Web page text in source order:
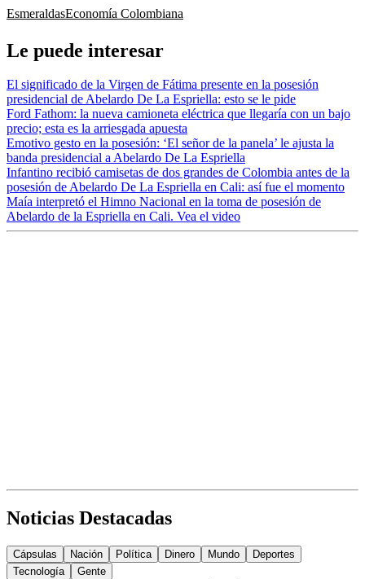
EsmeraldasEconomía Colombiana
Le puede interesar
El significado de la Virgen de Fátima presente en la posesión
presidencial de Abelardo De La Espriella: esto se le pide
Ford Fathom: la nueva camioneta eléctrica que llegaría con un bajo
precio; esta es la arriesgada apuesta
Emotivo gesto en la posesión: ‘El señor de la panela’ le ajusta la
banda presidencial a Abelardo De La Espriella
Infantino recibió camisetas de dos grandes de Colombia antes de la
posesión de Abelardo De La Espriella en Cali: así fue el momento
Maía interpretó el Himno Nacional en la toma de posesión de
Abelardo de la Espriella en Cali. Vea el video
Noticias Destacadas
Cápsulas Nación Política Dinero Mundo
Deportes
Tecnología
Gente